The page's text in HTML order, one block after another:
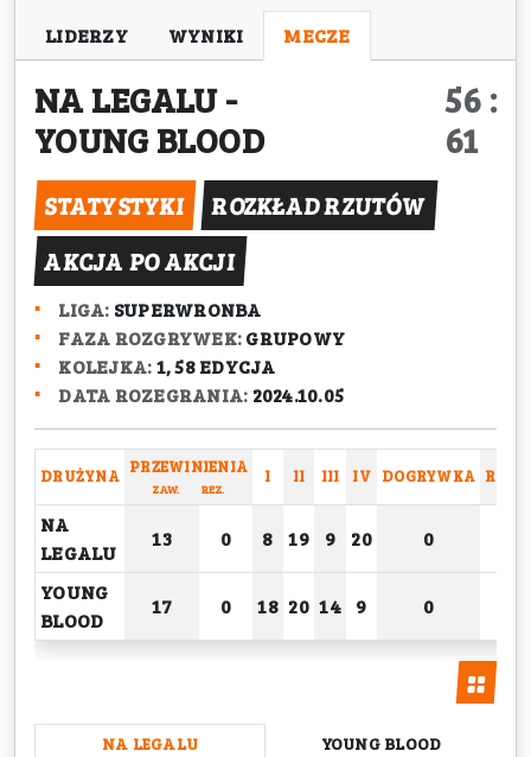
LIDERZY
WYNIKI MECZE
NA LEGALU-
YOUNG BLOOD
56 :
61
STATYSTYKI
ROZKŁAD RZUTÓW
AKCJA PO AKCJI
LIGA: SUPERWRONBA
FAZA ROZGRYWEK:GRUPOWY
KOLEJKA:1, 58 EDYCJA
DATA ROZEGRANIA: 2024.10.05
DRUŻYNA PRZEWINIENIA
ZAW. REZ.
I II III IV DOGRYWKA
NA
LEGALU
13 0 8 19 9 20 0
YOUNG
BLOOD
17 0 18 20 14 9 0
NA LEGALU YOUNG BLOOD